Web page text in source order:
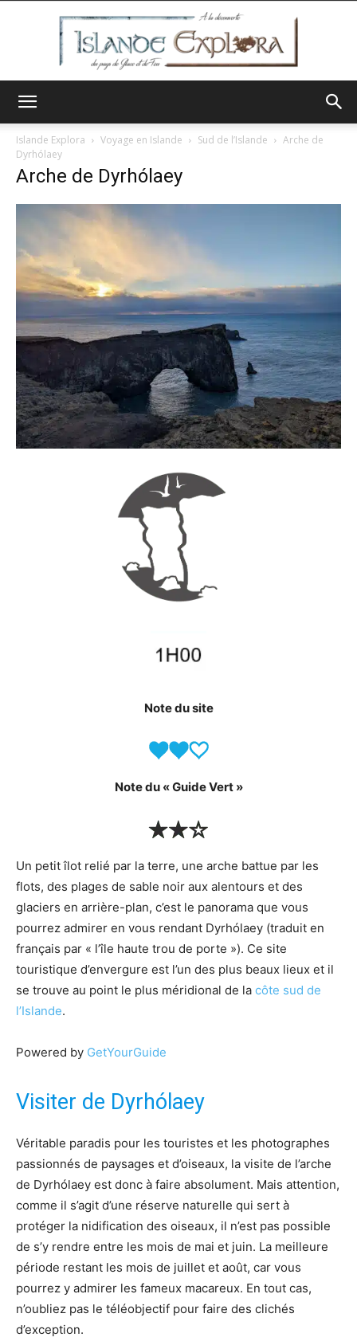
Explora
Islande Explora Voyage en Islande Sud de l’Islande
Arche de
Dyrhólaey
Arche de Dyrhólaey
Note du site
Note du « Guide Vert »
Un petit îlot relié par la terre, une arche battue par les
flots, des plages de sable noir aux alentours et des
glaciers en arrière-plan, c’est le panorama que vous
pourrez admirer en vous rendant Dyrhólaey (traduit en
français par « l’île haute trou de porte »). Ce site
touristique d’envergure est l’un des plus beaux lieux et il
se trouve au point le plus méridional de la côte sud de
l’Islande.
Powered by GetYourGuide
Visiter de Dyrhólaey
Véritable paradis pour les touristes et les photographes
passionnés de paysages et d’oiseaux, la visite de l’arche
de Dyrhólaey est donc à faire absolument. Mais attention,
comme il s’agit d’une réserve naturelle qui sert à
protéger la nidification des oiseaux, il n’est pas possible
de s’y rendre entre les mois de mai et juin. La meilleure
période restant les mois de juillet et août, car vous
pourrez y admirer les fameux macareux. En tout cas,
n’oubliez pas le téléobjectif pour faire des clichés
d’exception.